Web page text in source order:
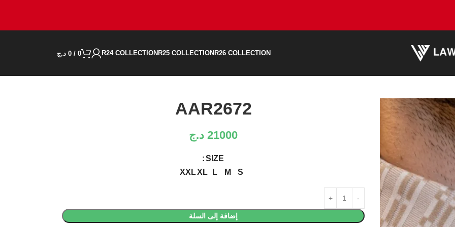
R26 COLLECTION
R25 COLLECTION
R24 COLLECTION
0
/
0 د.ج
AAR2672
21000 د.ج
SIZE
S
M
L
XL
XXL
إضافة إلى السلة